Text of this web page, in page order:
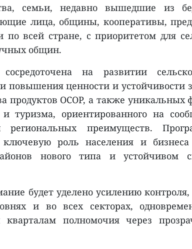
семьи, недавно вышедшие из
лица, общины, кооперативы,
по всей стране, с приоритетом для
общин.
сосредоточена на развитии
повышения ценности и устойчивости
продуктов OCOP, а также уникальных
и туризма, ориентированного на
преимуществ.
ключевую роль населения и бизнеса
нового типа и устойчивом
будет уделено усилению
и во всех секторах,
полномочия через